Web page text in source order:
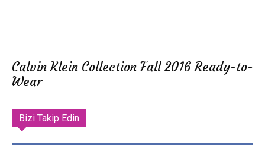
Calvin Klein Collection Fall 2016 Ready-to-
Wear
Bizi Takip Edin